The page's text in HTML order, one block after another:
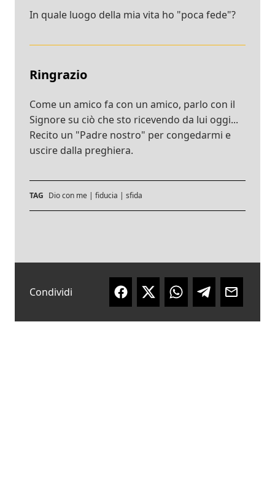
In quale luogo della mia vita ho "poca fede"?
Ringrazio
Come un amico fa con un amico, parlo con il
Signore su ciò che sto ricevendo da lui oggi...
Recito un "Padre nostro" per congedarmi e
uscire dalla preghiera.
TAG Dio con me | fiducia | sfida
Condividi